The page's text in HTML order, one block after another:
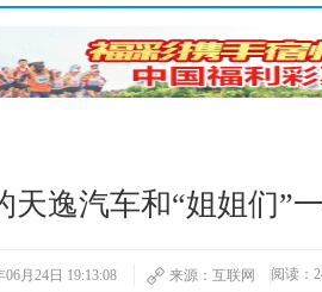
逸汽车和“姐姐们”
06月24日 19:13:08 来源：互联网 阅读：